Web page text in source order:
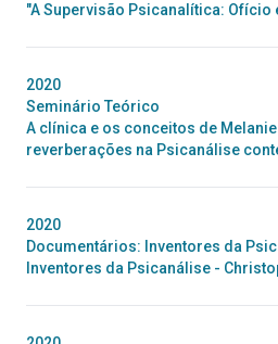
"A Supervisão Psicanalítica: Ofício
2020
Seminário Teórico
A clínica e os conceitos de
reverberações na Psicanálise
2020
Documentários: Inventores da
Inventores da Psicanálise -